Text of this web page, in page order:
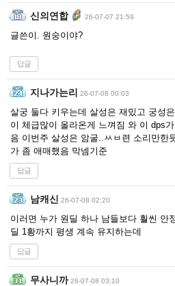
신의연합 26-07-07 21:59
글쓴이. 원숭이야?
답글
지나가는리 26-07-08 00:03
살궁 둘다 키우는데 살성은 재밌고 궁성
이 체급많이 올라온게 느껴짐 와 이 dps
음 이번주 살성은 암굴..ㅆㅂ련 소리만한
가 좀 애매했음 막넴기준
답글
남캐신 26-07-08 02:20
이러면 누가 원딜 하나 남들보다 훨씬 안
딜 1황까지 평생 계속 유지하는데
답글
무사니까 26-07-08 03:10